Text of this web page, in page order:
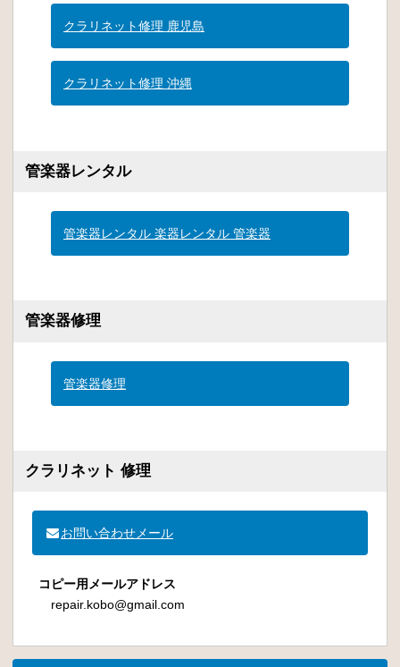
クラリネット修理 鹿児島
クラリネット修理 沖縄
管楽器レンタル
管楽器レンタル 楽器レンタル 管楽器
管楽器修理
管楽器修理
クラリネット 修理
お問い合わせメール
コピー用メールアドレス
repair.kobo@gmail.com